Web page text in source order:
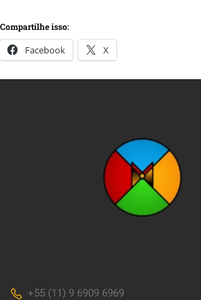
Compartilhe isso:
Facebook X
+55 (11) 9 6909 6969